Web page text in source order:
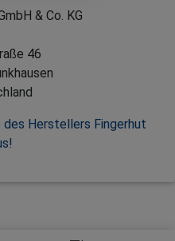
& Co. KG
46
Herstellers Fingerhut